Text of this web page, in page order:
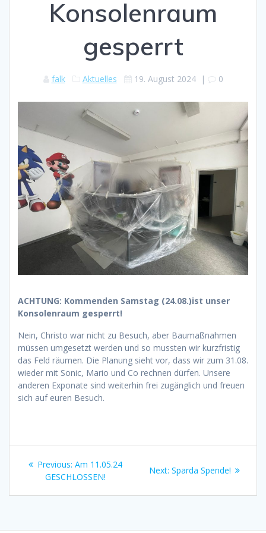
Konsolenraum
gesperrt
falk Aktuelles 19. August 2024| 0
ACHTUNG: Kommenden Samstag (24.08.)ist unser
Konsolenraum gesperrt!
Nein, Christo war nicht zu Besuch, aber Baumaßnahmen
müssen umgesetzt werden und so mussten wir kurzfristig
das Feld räumen. Die Planung sieht vor, dass wir zum 31.08.
wieder mit Sonic, Mario und Co rechnen dürfen. Unsere
anderen Exponate sind weiterhin frei zugänglich und freuen
sich auf euren Besuch.
Beitragsnavigation
Previous: Previous
post:
Am 11.05.24
GESCHLOSSEN!
Next: Next
Sparda Spende!